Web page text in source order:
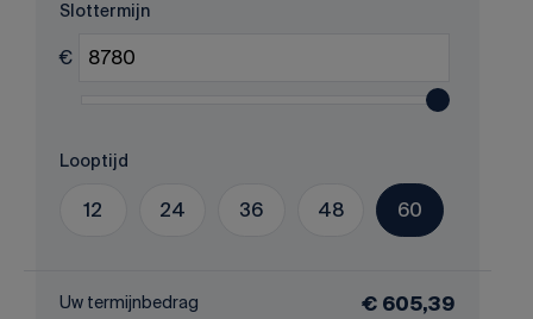
Slottermijn
€
Looptijd
12 24 36 48 60
Uw termijnbedrag € 605,39